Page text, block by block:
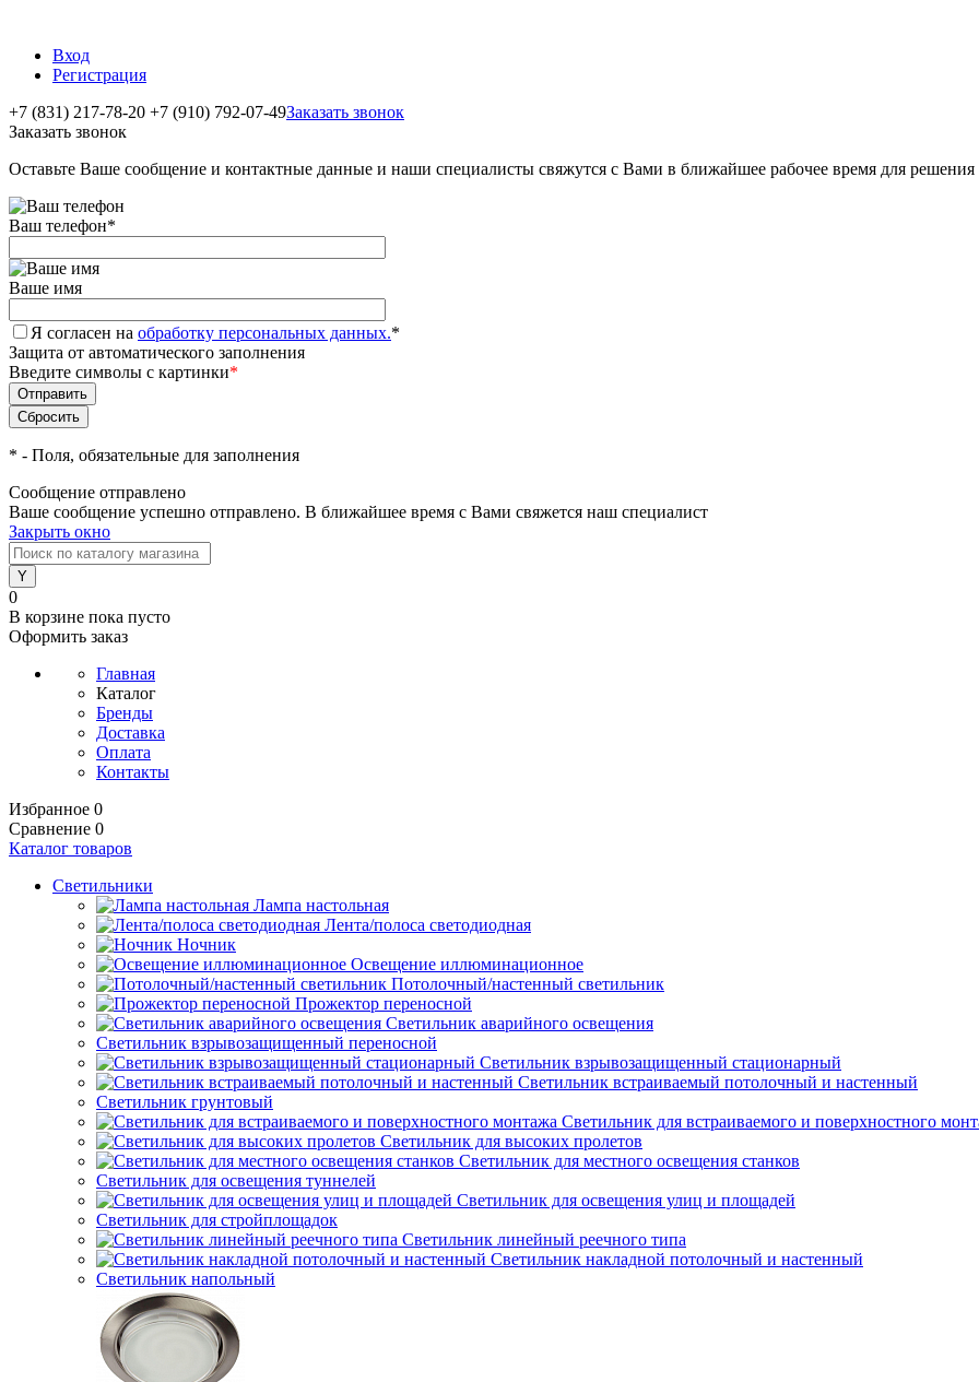
Вход
Регистрация
+7 (831) 217-78-20 +7 (910) 792-07-49Заказать звонок
Заказать звонок
Оставьте Ваше сообщение и контактные данные и наши специалисты свяжутся с Вами в ближайшее рабочее время для
Ваш телефон*
Ваше имя
Я согласен на обработку персональных данных.*
Защита от автоматического заполнения
Введите символы с картинки*
* - Поля, обязательные для заполнения
Сообщение отправлено
Ваше сообщение успешно отправлено. В ближайшее время с Вами свяжется наш специалист
Закрыть окно
0
В корзине пока пусто
Оформить заказ
Главная
Каталог
Бренды
Доставка
Оплата
Контакты
Избранное 0
Сравнение 0
Каталог товаров
Светильники
Лампа настольная
Лента/полоса светодиодная
Ночник
Освещение иллюминационное
Потолочный/настенный светильник
Прожектор переносной
Светильник аварийного освещения
Светильник взрывозащищенный переносной
Светильник взрывозащищенный стационарный
Светильник встраиваемый потолочный и настенный
Светильник грунтовый
Светильник для встраиваемого и поверхностного
Светильник для высоких пролетов
Светильник для местного освещения станков
Светильник для освещения туннелей
Светильник для освещения улиц и площадей
Светильник для стройплощадок
Светильник линейный реечного типа
Светильник накладной потолочный и настенный
Светильник напольный